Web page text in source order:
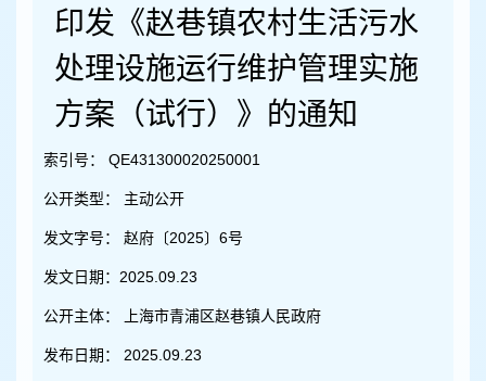
印发《赵巷镇农村生活污水
处理设施运行维护管理实施
方案（试行）》的通知
索引号： QE431300020250001
公开类型： 主动公开
发文字号： 赵府〔2025〕6号
发文日期： 2025.09.23
公开主体： 上海市青浦区赵巷镇人民政府
发布日期： 2025.09.23